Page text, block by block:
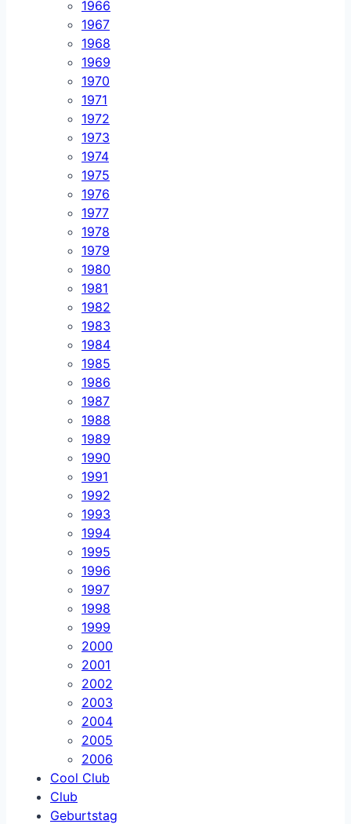
1966
1967
1968
1969
1970
1971
1972
1973
1974
1975
1976
1977
1978
1979
1980
1981
1982
1983
1984
1985
1986
1987
1988
1989
1990
1991
1992
1993
1994
1995
1996
1997
1998
1999
2000
2001
2002
2003
2004
2005
2006
Cool Club
Club
Geburtstag